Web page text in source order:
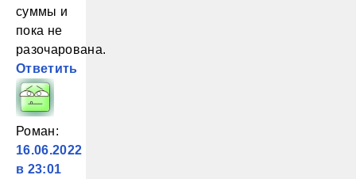
суммы и
пока не
разочарована.
Ответить
Роман:
16.06.2022
в 23:01